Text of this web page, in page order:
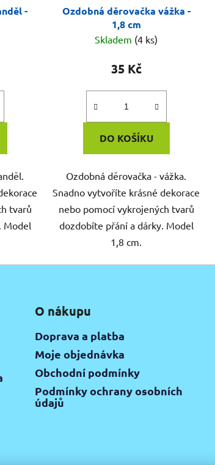
-
tvarů
Model
Ozdobná děrovačka vážka -
1,8 cm
Skladem (4 ks)
35 Kč
DO KOŠÍKU
Ozdobná děrovačka - vážka.
Snadno vytvoříte krásné dekorace
nebo pomocí vykrojených tvarů
dozdobíte přání a dárky. Model
1,8 cm.
O nákupu
Doprava a platba
Moje objednávka
Obchodní podmínky
Podmínky ochrany osobních
údajů